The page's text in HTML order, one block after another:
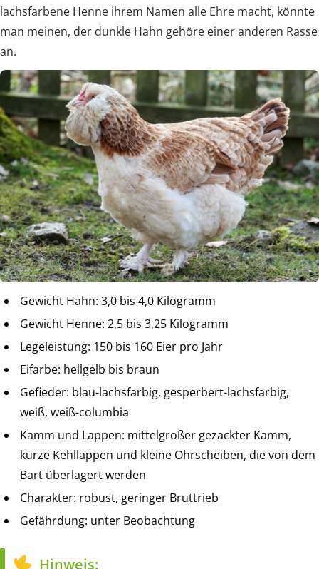
lachsfarbene Henne ihrem Namen alle Ehre macht, könnte
man meinen, der dunkle Hahn gehöre einer anderen Rasse
an.
Gewicht Hahn: 3,0 bis 4,0 Kilogramm
Gewicht Henne: 2,5 bis 3,25 Kilogramm
Legeleistung: 150 bis 160 Eier pro Jahr
Eifarbe: hellgelb bis braun
Gefieder: blau-lachsfarbig, gesperbert-lachsfarbig,
weiß, weiß-columbia
Kamm und Lappen: mittelgroßer gezackter Kamm,
kurze Kehllappen und kleine Ohrscheiben, die von dem
Bart überlagert werden
Charakter: robust, geringer Bruttrieb
Gefährdung: unter Beobachtung
Hinweis: